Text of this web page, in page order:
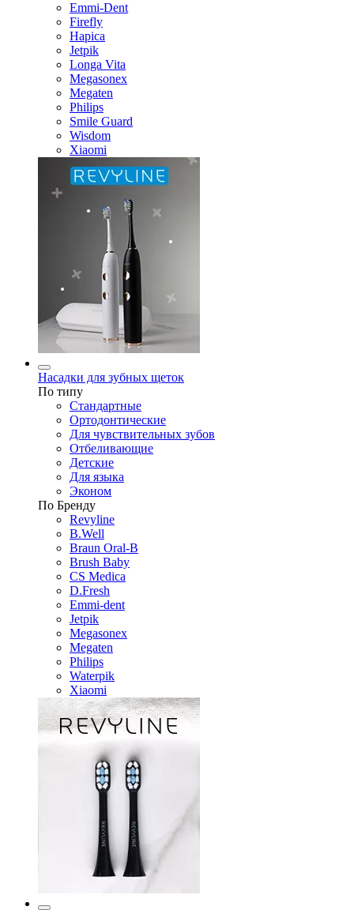
Emmi-Dent
Firefly
Hapica
Jetpik
Longa Vita
Megasonex
Megaten
Philips
Smile Guard
Wisdom
Xiaomi
Насадки для зубных щеток
По типу
Стандартные
Ортодонтические
Для чувствительных зубов
Отбеливающие
Детские
Для языка
Эконом
По Бренду
Revyline
B.Well
Braun Oral-B
Brush Baby
CS Medica
D.Fresh
Emmi-dent
Jetpik
Megasonex
Megaten
Philips
Waterpik
Xiaomi